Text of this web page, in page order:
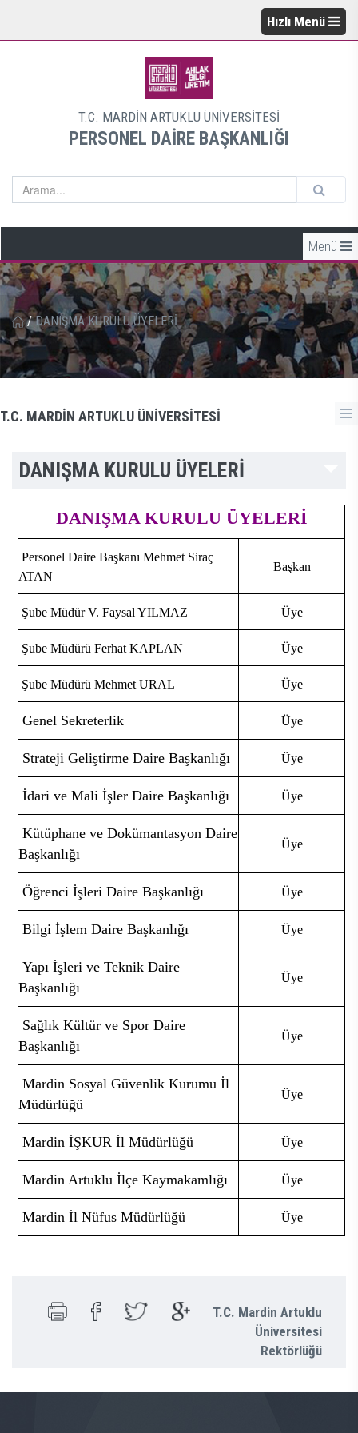
Hızlı Menü
T.C. MARDİN ARTUKLU ÜNİVERSİTESİ
PERSONEL DAİRE BAŞKANLIĞI
Menü
/ DANIŞMA KURULU ÜYELERİ
T.C. MARDİN ARTUKLU ÜNİVERSİTESİ
DANIŞMA KURULU ÜYELERİ
DANIŞMA KURULU ÜYELERİ
Personel Daire Başkanı Mehmet Siraç
ATAN
Başkan
Şube Müdür V. Faysal YILMAZ Üye
Şube Müdürü Ferhat KAPLAN Üye
Şube Müdürü Mehmet URAL Üye
Genel Sekreterlik Üye
Strateji Geliştirme Daire Başkanlığı Üye
İdari ve Mali İşler Daire Başkanlığı Üye
Kütüphane ve Dokümantasyon Daire
Başkanlığı
Üye
Öğrenci İşleri Daire Başkanlığı Üye
Bilgi İşlem Daire Başkanlığı Üye
Yapı İşleri ve Teknik Daire
Başkanlığı
Üye
Sağlık Kültür ve Spor Daire
Başkanlığı
Üye
Mardin Sosyal Güvenlik Kurumu İl
Müdürlüğü
Üye
Mardin İŞKUR İl Müdürlüğü Üye
Mardin Artuklu İlçe Kaymakamlığı Üye
Mardin İl Nüfus Müdürlüğü Üye
T.C. Mardin Artuklu
Üniversitesi
Rektörlüğü